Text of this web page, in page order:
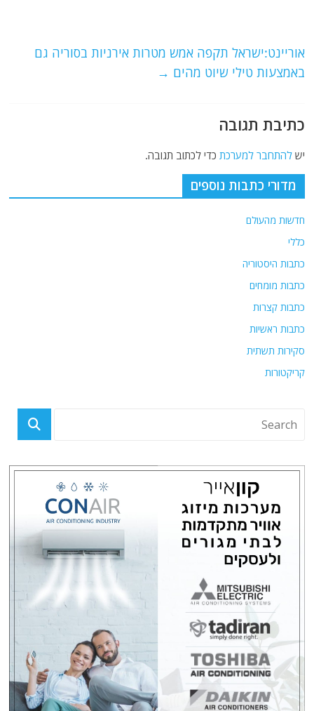
p
o
אוריינט:ישראל תקפה אמש מטרות אירניות בסוריה גם
באמצעות טילי שיוט מהים →
כתיבת תגובה
ישלהתחבר למערכת כדי לכתוב תגובה.
מדורי כתבות נוספים
חדשות מהעולם
כללי
כתבות היסטוריה
כתבות מומחים
כתבות קצרות
כתבות ראשיות
סקירות תשתית
קריקטורות